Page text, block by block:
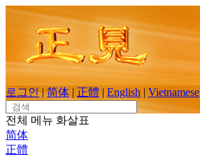
Skip
content
로그인 | 简体 | 正體 | English | Vietnamese
Search
for:
전체 메뉴 화살표
简体
正體